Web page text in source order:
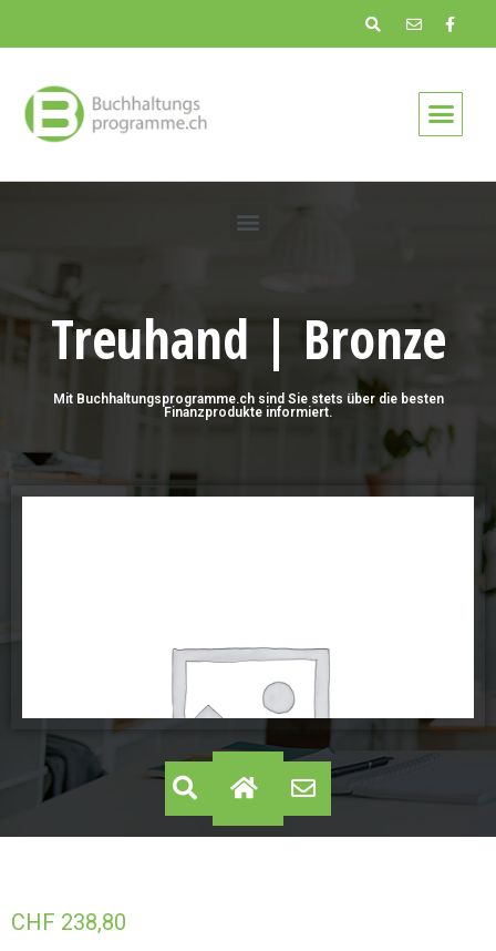
Treuhand | Bronze
Mit Buchhaltungsprogramme.ch sind Sie stets über die besten
Finanzprodukte informiert.
CHF 238,80